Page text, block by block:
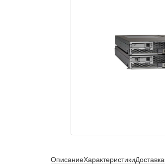
ОписаниеХарактеристикиДоставка